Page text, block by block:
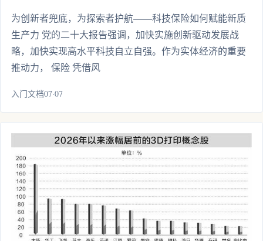
为创新者兜底，为探索者护航——科技保险如何赋能新质
生产力 党的二十大报告强调，加快实施创新驱动发展战
略，加快实现高水平科技自立自强。作为实体经济的重要
推动力， 保险 凭借风
入门文档07·07